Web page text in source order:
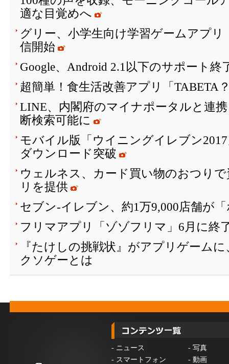
適な目覚めへ
グリー、小学生向け学習ゲームアプリ
信開始
Google、Android 2.1以下のサポート終
超簡単！食生活改善アプリ「TABETA
LINE、内閣府のマイナポータルと連
断検索可能に
モバイル版「ウイニングイレブン
ダウンロード突破
ウェルネス、カード買い物のおつり
リを提供
セブン‐イレブン、約1万9,000店舗が
フリマアプリ「ゾゾフリマ」6月に終
『たけしの挑戦状』がアプリゲーム
クソゲーとは
- ニュース - 写真
- スマートフォン - 動画